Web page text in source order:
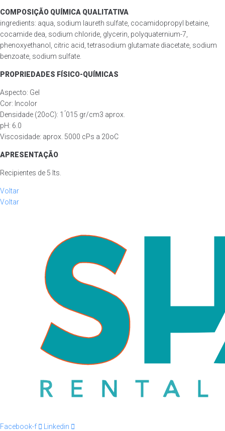
COMPOSIÇÃO QUÍMICA QUALITATIVA
ingredients: aqua, sodium laureth sulfate, cocamidopropyl betaine,
cocamide dea, sodium chloride, glycerin, polyquaternium-7,
phenoxyethanol, citric acid, tetrasodium glutamate diacetate, sodium
benzoate, sodium sulfate.
PROPRIEDADES FÍSICO-QUÍMICAS
Aspecto: Gel
Cor: Incolor
Densidade (20oC): 1 ́015 gr/cm3 aprox.
pH: 6.0
Viscosidade: aprox. 5000 cPs a 20oC
APRESENTAÇÃO
Recipientes de 5 lts.
Voltar
Voltar
Facebook-f Linkedin